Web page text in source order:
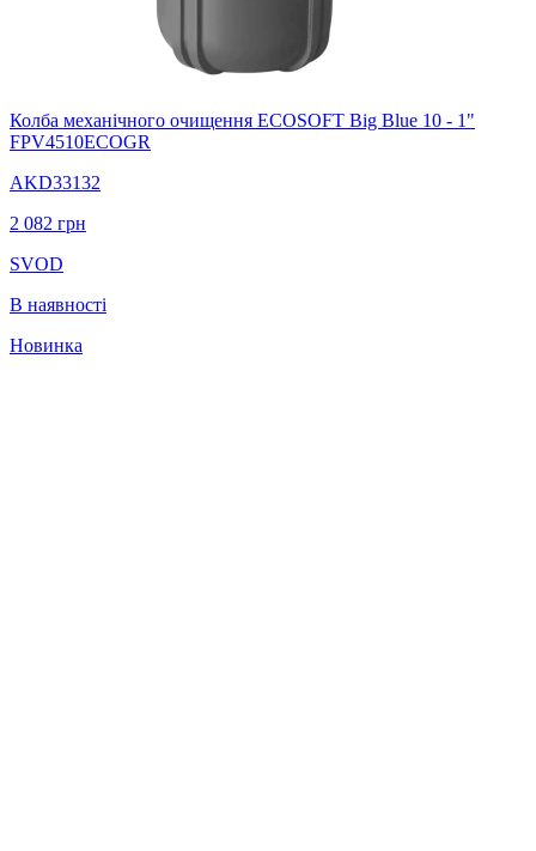
Колба механічного очищення ECOSOFT Big Blue 10 - 1"
FPV4510ECOGR
AKD33132
2 082 грн
SVOD
В наявності
Новинка